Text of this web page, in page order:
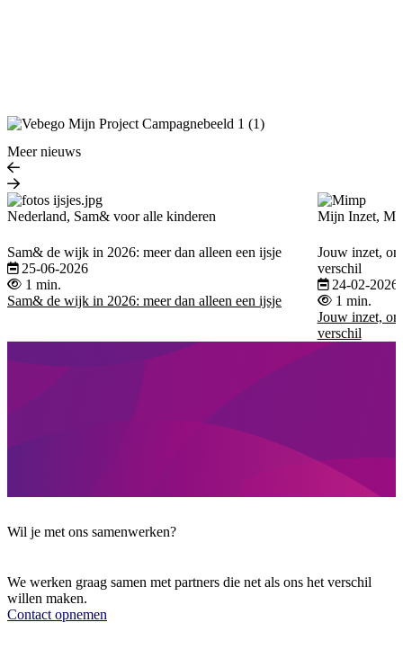
Meer nieuws
Nederland, Sam& voor alle kinderen
Sam& de wijk in 2026: meer dan alleen een ijsje
25-06-2026
1 min.
Sam& de wijk in 2026: meer dan alleen een ijsje
Mijn Inzet,
Jouw inzet,
verschil
24-02-2026
1 min.
Jouw inzet,
verschil
Wil je met ons samenwerken?
We werken graag samen met partners die net als ons het verschil
willen maken.
Contact opnemen